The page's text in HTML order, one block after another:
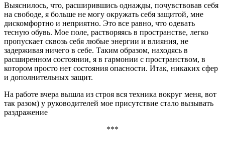
Выяснилось, что, расширившись однажды, почувствовав себя
на свободе, я больше не могу окружать себя защитой, мне
дискомфортно и неприятно. Это все равно, что одевать
тесную обувь. Мое поле, растворяясь в пространстве, легко
пропускает сквозь себя любые энергии и влияния, не
задерживая ничего в себе. Таким образом, находясь в
расширенном состоянии, я в гармонии с пространством, в
котором просто нет состояния опасности. Итак, никаких сфер
и дополнительных защит.
На работе вчера вышла из строя вся техника вокруг меня, вот
так разом) у руководителей мое присутствие стало вызывать
раздражение
***